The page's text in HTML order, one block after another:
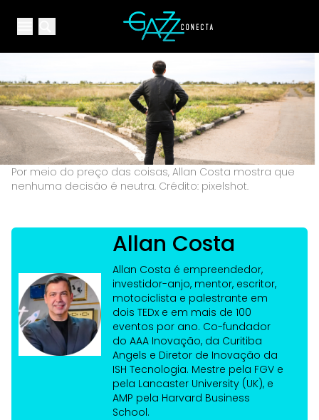
Open main menuYour Company
Por meio do preço das coisas, Allan Costa mostra que
nenhuma decisão é neutra. Crédito: pixelshot.
Allan Costa
Allan Costa é empreendedor,
investidor-anjo, mentor, escritor,
motociclista e palestrante em
dois TEDx e em mais de 100
eventos por ano. Co-fundador
do AAA Inovação, da Curitiba
Angels e Diretor de Inovação da
ISH Tecnologia. Mestre pela FGV e
pela Lancaster University (UK), e
AMP pela Harvard Business
School.